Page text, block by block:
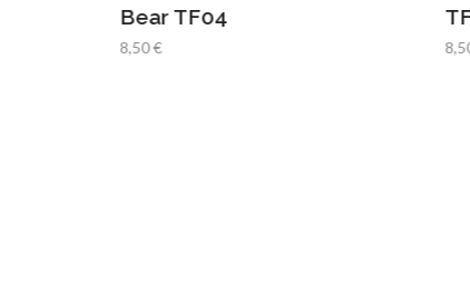
Bear TF04
8,50 €